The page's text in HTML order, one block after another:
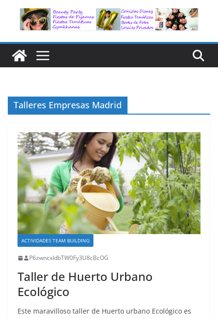
Talleres Empresas Madrid
ACTIVIDADES TEAM BUILDING
P6zwncxIdbTW0Fy3U8cBcOG
Taller de Huerto Urbano
Ecológico
Este maravilloso taller de Huerto urbano Ecológico es